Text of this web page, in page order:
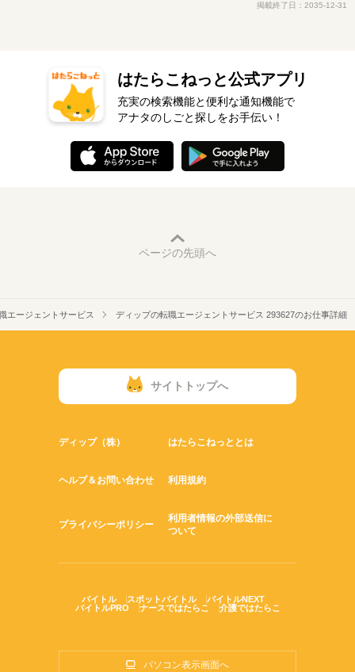
掲載終了日：2035-12-31
はたらこねっと公式アプリ
充実の検索機能と便利な通知機能で
アナタのしごと探しをお手伝い！
ページの先頭へ
エージェントサービス ディップの転職エージェントサービス 293627のお仕事詳細
サイトトップへ
ディップ（株） はたらこねっととは
ヘルプ＆お問い合わせ 利用規約
プライバシーポリシー
利用者情報の外部送信に
ついて
バイトル スポットバイトル
バイトルNEXT
バイトルPRO
ナースではたらこ 介護ではたらこ
パソコン表示画面へ